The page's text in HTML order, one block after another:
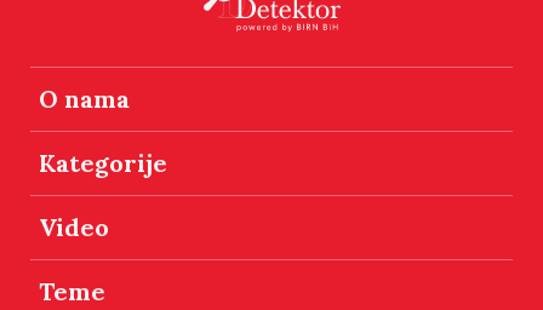
O nama
Kategorije
Video
Teme